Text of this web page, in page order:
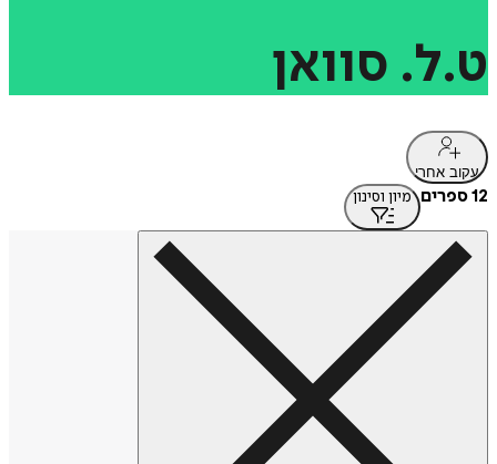
ט.ל. סוואן
עקוב אחרי
12 ספרים מיון וסינון